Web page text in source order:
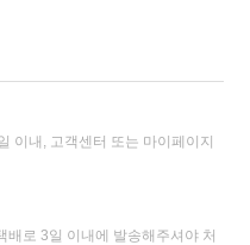
이내, 고객센터 또는 마이페이지
로 3일 이내에 발송해주셔야 처